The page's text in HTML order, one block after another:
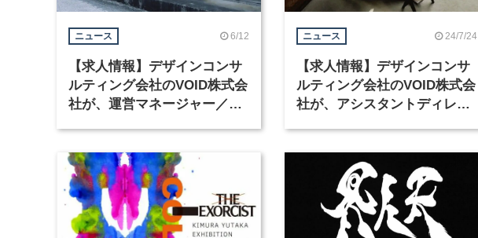
ニュース 6/12
【求人情報】デザインコンサ
ルティング会社のVOID株式会
社が、運営マネージャー／ス
ニュース 24/7/24
【求人情報】デザインコンサ
ルティング会社のVOID株式会
社が、アシスタントディレク